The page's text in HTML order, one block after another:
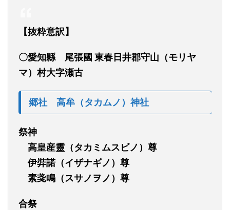
【抜粋意訳】
〇愛知縣 尾張國 東春日井郡守山 （モリヤ
マ）村大字瀬古
郷社 高牟 （タカムノ） 神社
祭神
高皇産靈（タカミムスビノ） 尊
伊弉諾（イザナギノ） 尊
素戔鳴 （スサノヲノ） 尊
合祭